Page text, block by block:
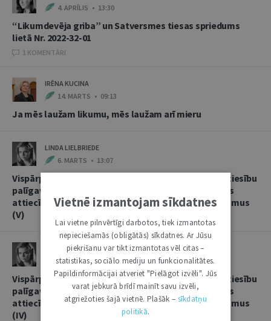
4. APRĪLIS • 13:30
“Likumdevēja griba” un Satversmes tiesas spriedums
lietā Nr. 2022-32-01
1 KOMENTĀRI
IRĒNA KUCINA
14. MARTS • 09:13
Ja mēs laužam likumu, mēs laužam arī mieru
LINDA LIELBRIEDE
6. MARTS • 13:07
Vispārpieņemtās starptautiskās banku prakses kā tiesību
palīgavota vieta un loma kredītiestāžu savstarpējās
attiecībās, sniedzot korespondentbanku pakalpojumus
(V)
LINDA LIELBRIEDE
20. FEBRUĀRIS • 11:13
Vispārpieņemtās starptautiskās banku prakses kā tiesību
palīgavota vieta un loma kredītiestāžu savstarpējās
attiecībās, sniedzot korespondentbanku pakalpojumus
(IV)
Vietnē izmantojam sīkdatnes
Lai vietne pilnvērtīgi darbotos, tiek izmantotas
nepieciešamās (obligātās) sīkdatnes. Ar Jūsu
piekrišanu var tikt izmantotas vēl citas –
statistikas, sociālo mediju un funkcionalitātes.
Papildinformācijai atveriet "Pielāgot izvēli". Jūs
varat jebkurā brīdī mainīt savu izvēli,
atgriežoties šajā vietnē. Plašāk – sīkdatņu
politikā.